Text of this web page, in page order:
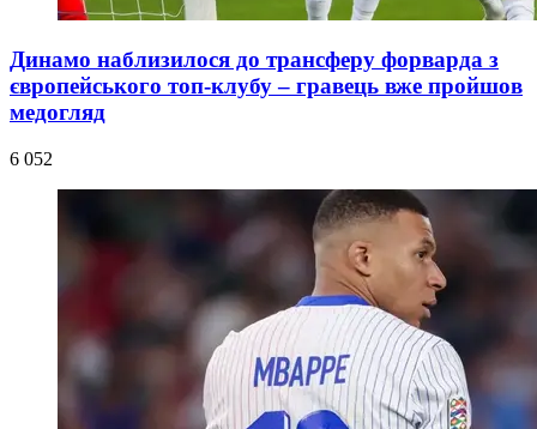
Динамо наблизилося до трансферу форварда з
європейського топ-клубу – гравець вже пройшов
медогляд
6 052